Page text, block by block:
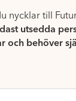
nycklar till
utsedda
och behöver